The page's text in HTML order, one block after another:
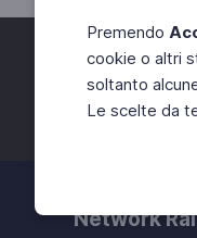
Premendo
cookie o altri
soltanto
Le scelte da